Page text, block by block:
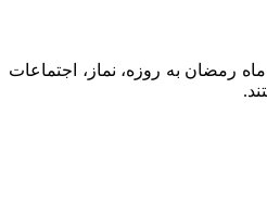
رمضان به روزه، نماز، اجتماعات